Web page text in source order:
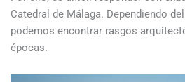
Catedral de Málaga. Dependiendo
podemos encontrar rasgos
épocas.